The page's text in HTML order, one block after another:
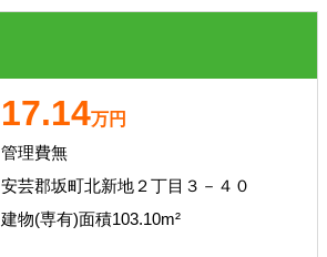
17.14万円
管理費無
安芸郡坂町北新地２丁目３－４０
建物(専有)面積103.10m²